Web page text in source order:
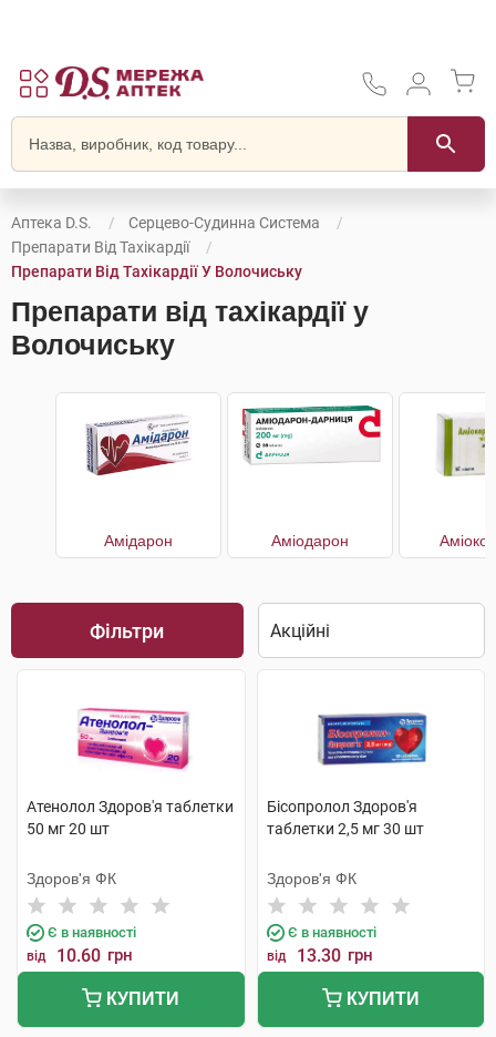
Аптека D.S.
Серцево-Судинна Система
Препарати Від Тахікардії
Препарати Від Тахікардії У Волочиську
Препарати від тахікардії у
Волочиську
Амідарон Аміодарон
Фільтри
Атенолол Здоров'я таблетки
50 мг 20 шт
Здоров'я ФК
Є в наявності
від 10.60 грн
КУПИТИ
Бісопролол Здоров'я
таблетки 2,5 мг 30 шт
Здоров'я ФК
Є в наявності
від 13.30 грн
КУПИТИ